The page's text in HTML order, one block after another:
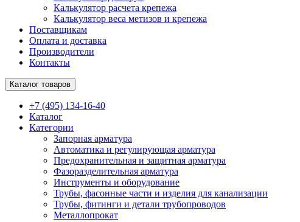
Калькулятор расчета крепежа
Калькулятор веса метизов и крепежа
Поставщикам
Оплата и доставка
Производители
Контакты
Каталог товаров
+7 (495) 134-16-40
Каталог
Категории
Запорная арматура
Автоматика и регулирующая арматура
Предохранительная и защитная арматура
Фазоразделительная арматура
Инструменты и оборудование
Трубы, фасонные части и изделия для канализации
Трубы, фитинги и детали трубопроводов
Металлопрокат